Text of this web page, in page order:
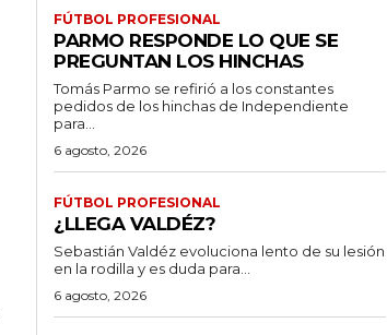
FÚTBOL PROFESIONAL
PARMO RESPONDE LO QUE SE
PREGUNTAN LOS HINCHAS
Tomás Parmo se refirió a los constantes
pedidos de los hinchas de Independiente
para...
6 agosto, 2026
FÚTBOL PROFESIONAL
¿LLEGA VALDÉZ?
Sebastián Valdéz evoluciona lento de su lesión
en la rodilla y es duda para...
6 agosto, 2026